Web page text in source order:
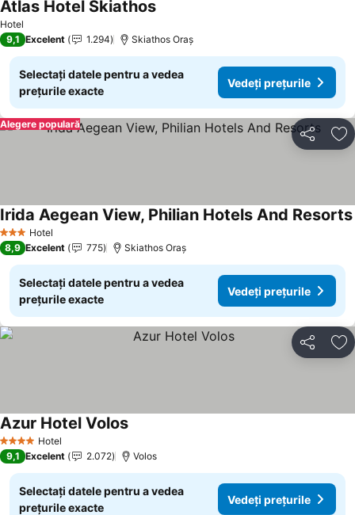
Hotel
Atlas Hotel Skiathos
9,1 Excelent 1.294 Skiathos Oraș
Selectați datele pentru a vedea
prețurile exacte
Vedeți prețurile
Distribuiți
Alegere populară
3 SteleHotel
Irida Aegean View, Philian Hotels And Resorts
8,9 Excelent 775 Skiathos Oraș
Selectați datele pentru a vedea
prețurile exacte
Vedeți prețurile
Distribuiți
4 Stele Hotel
Azur Hotel Volos
9,1 Excelent 2.072 Volos
Selectați datele pentru a vedea
prețurile exacte
Vedeți prețurile